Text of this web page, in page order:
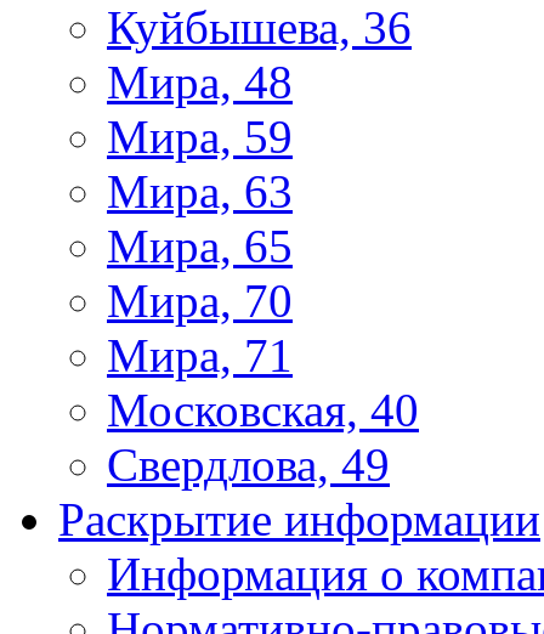
Куйбышева, 36
Мира, 48
Мира, 59
Мира, 63
Мира, 65
Мира, 70
Мира, 71
Московская, 40
Свердлова, 49
Раскрытие информации
Информация о